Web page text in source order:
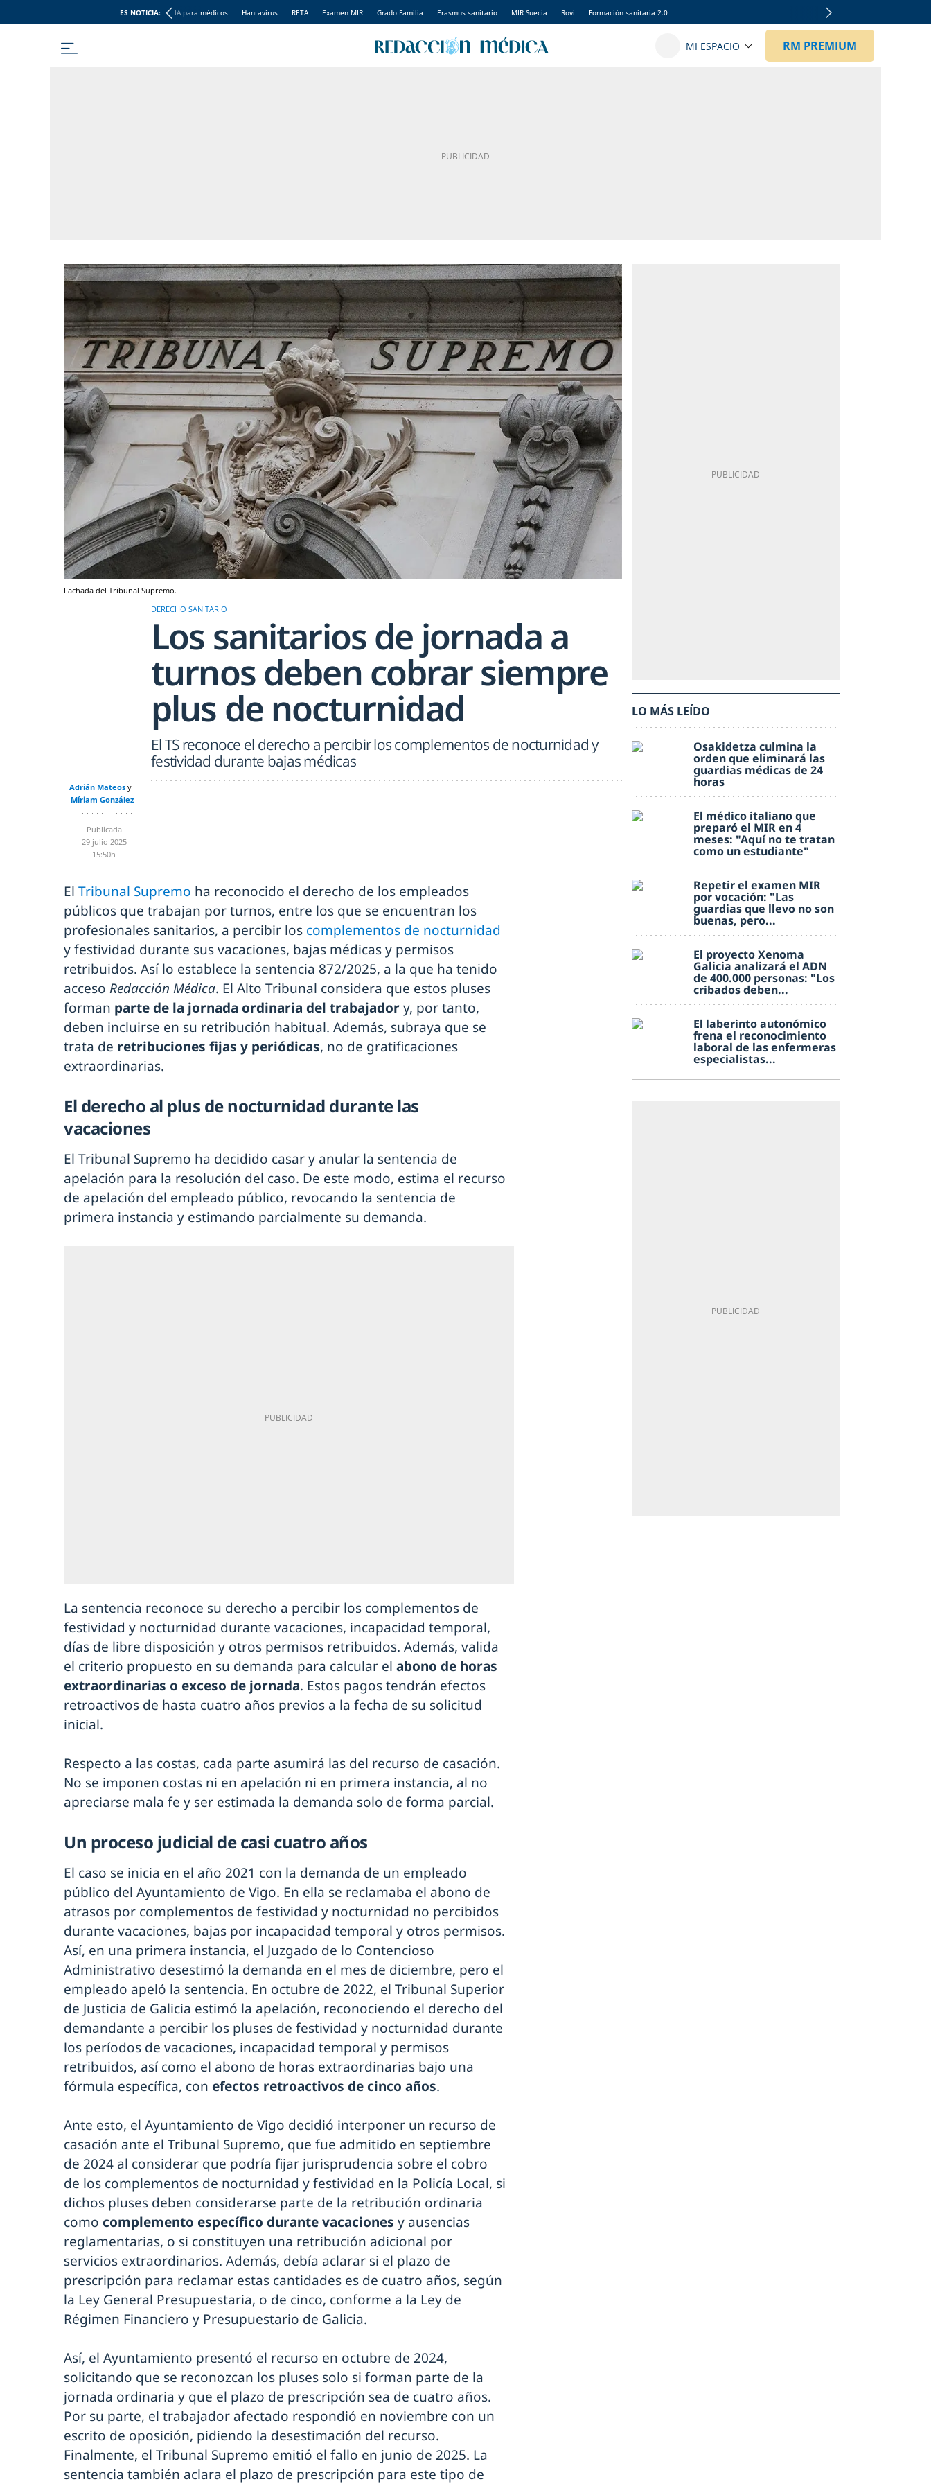
ES NOTICIA: IA para médicos Hantavirus RETA Examen MIR Grado Familia Erasmus sanitario MIR Suecia Rovi Formación sanitaria 2.0
Fachada del Tribunal Supremo.
DERECHO SANITARIO
Los sanitarios de jornada a
turnos deben cobrar siempre
plus de nocturnidad
El TS reconoce el derecho a percibir los complementos de nocturnidad y
festividad durante bajas médicas
Adrián Mateos
Míriam González
Publicada
29 julio 2025
15:50h
El Tribunal Supremo ha reconocido el derecho de los empleados
públicos que trabajan por turnos, entre los que se encuentran los
profesionales sanitarios, a percibir los complementos de nocturnidad
y festividad durante sus vacaciones, bajas médicas y permisos
retribuidos. Así lo establece la sentencia 872/2025, a la que ha tenido
acceso Redacción Médica. El Alto Tribunal considera que estos pluses
forman parte de la jornada ordinaria del trabajadory, por tanto,
deben incluirse en su retribución habitual. Además, subraya que se
trata de retribuciones fijas y periódicas, no de gratificaciones
extraordinarias.
El derecho al plus de nocturnidad durante las
vacaciones
El Tribunal Supremo ha decidido casar y anular la sentencia de
apelación para la resolución del caso. De este modo, estima el recurso
de apelación del empleado público, revocando la sentencia de
primera instancia y estimando parcialmente su demanda.
La sentencia reconoce su derecho a percibir los complementos de
festividad y nocturnidad durante vacaciones, incapacidad temporal,
días de libre disposición y otros permisos retribuidos. Además, valida
el criterio propuesto en su demanda para calcular el abono de horas
extraordinarias o exceso de jornada. Estos pagos tendrán efectos
retroactivos de hasta cuatro años previos a la fecha de su solicitud
inicial.
Respecto a las costas, cada parte asumirá las del recurso de casación.
No se imponen costas ni en apelación ni en primera instancia, al no
apreciarse mala fe y ser estimada la demanda solo de forma parcial.
Un proceso judicial de casi cuatro años
El caso se inicia en el año 2021 con la demanda de un empleado
público del Ayuntamiento de Vigo. En ella se reclamaba el abono de
atrasos por complementos de festividad y nocturnidad no percibidos
durante vacaciones, bajas por incapacidad temporal y otros permisos.
Así, en una primera instancia, el Juzgado de lo Contencioso
Administrativo desestimó la demanda en el mes de diciembre, pero el
empleado apeló la sentencia. En octubre de 2022, el Tribunal Superior
de Justicia de Galicia estimó la apelación, reconociendo el derecho del
demandante a percibir los pluses de festividad y nocturnidad durante
los períodos de vacaciones, incapacidad temporal y permisos
retribuidos, así como el abono de horas extraordinarias bajo una
fórmula específica, con efectos retroactivos de cinco años.
Ante esto, el Ayuntamiento de Vigo decidió interponer un recurso de
casación ante el Tribunal Supremo, que fue admitido en septiembre
de 2024 al considerar que podría fijar jurisprudencia sobre el cobro
de los complementos de nocturnidad y festividad en la Policía Local, si
dichos pluses deben considerarse parte de la retribución ordinaria
como complemento específico durante vacaciones y ausencias
reglamentarias, o si constituyen una retribución adicional por
servicios extraordinarios. Además, debía aclarar si el plazo de
prescripción para reclamar estas cantidades es de cuatro años, según
la Ley General Presupuestaria, o de cinco, conforme a la Ley de
Régimen Financiero y Presupuestario de Galicia.
Así, el Ayuntamiento presentó el recurso en octubre de 2024,
solicitando que se reconozcan los pluses solo si forman parte de la
jornada ordinaria y que el plazo de prescripción sea de cuatro años.
Por su parte, el trabajador afectado respondió en noviembre con un
escrito de oposición, pidiendo la desestimación del recurso.
Finalmente, el Tribunal Supremo emitió el fallo en junio de 2025. La
sentencia también aclara el plazo de prescripción para este tipo de
LO MÁS LEÍDO
Osakidetza culmina la
orden que eliminará las
guardias médicas de 24
horas
El médico italiano que
preparó el MIR en 4
meses: "Aquí no te tratan
como un estudiante"
Repetir el examen MIR
por vocación: "Las
guardias que llevo no son
buenas, pero...
El proyecto Xenoma
Galicia analizará el ADN
de 400.000 personas: "Los
cribados deben...
El laberinto autonómico
frena el reconocimiento
laboral de las enfermeras
especialistas...